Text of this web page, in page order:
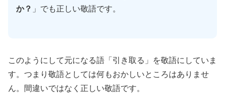
か？ 」でも正しい敬語です。
このようにして元になる語「引き取る」を敬語にしていま
す。つまり敬語としては何もおかしいところはありませ
ん。間違いではなく正しい敬語です。